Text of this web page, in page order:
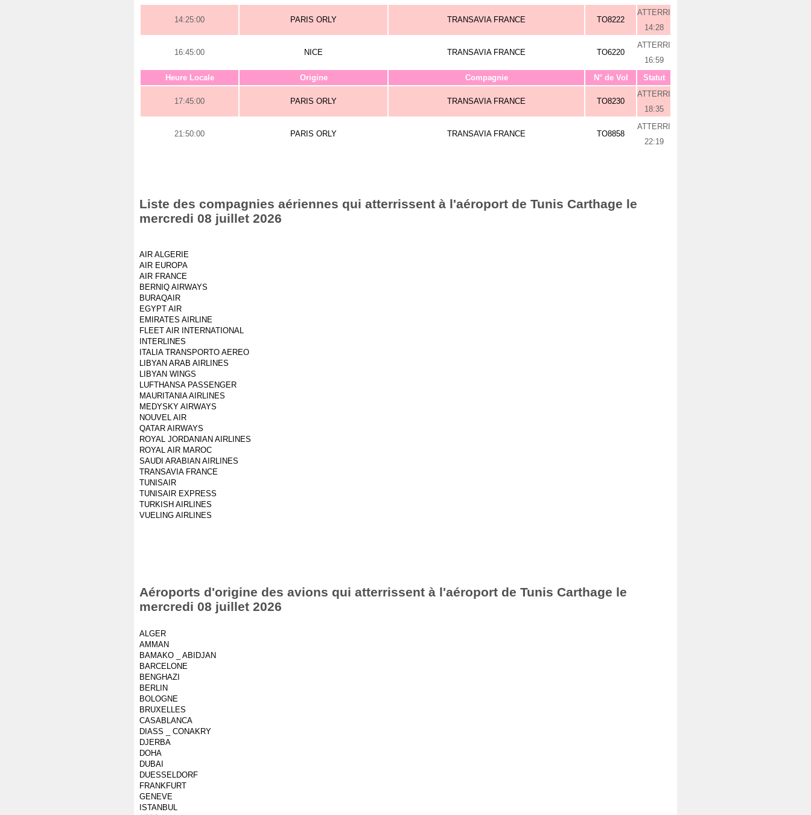
14:25:00 PARIS ORLY TRANSAVIA FRANCE TO8222
ATTERRI
14:28
16:45:00 NICE TRANSAVIA FRANCE TO6220
ATTERRI
16:59
Heure Locale
Origine Compagnie N° de Vol Statut
17:45:00 PARIS ORLY TRANSAVIA FRANCE TO8230
ATTERRI
18:35
21:50:00 PARIS ORLY TRANSAVIA FRANCE TO8858
ATTERRI
22:19
Liste des compagnies aériennes qui atterrissent à l'aéroport de Tunis Carthage le
mercredi 08 juillet 2026
AIR ALGERIE
AIR EUROPA
AIR FRANCE
BERNIQ AIRWAYS
BURAQAIR
EGYPT AIR
EMIRATES AIRLINE
FLEET AIR INTERNATIONAL
INTERLINES
ITALIA TRANSPORTO AEREO
LIBYAN ARAB AIRLINES
LIBYAN WINGS
LUFTHANSA PASSENGER
MAURITANIA AIRLINES
MEDYSKY AIRWAYS
NOUVEL AIR
QATAR AIRWAYS
ROYAL JORDANIAN AIRLINES
ROYAL AIR MAROC
SAUDI ARABIAN AIRLINES
TRANSAVIA FRANCE
TUNISAIR
TUNISAIR EXPRESS
TURKISH AIRLINES
VUELING AIRLINES
Aéroports d'origine des avions qui atterrissent à l'aéroport de Tunis Carthage le
mercredi 08 juillet 2026
ALGER
AMMAN
BAMAKO _ ABIDJAN
BARCELONE
BENGHAZI
BERLIN
BOLOGNE
BRUXELLES
CASABLANCA
DIASS _ CONAKRY
DJERBA
DOHA
DUBAI
DUESSELDORF
FRANKFURT
GENEVE
ISTANBUL